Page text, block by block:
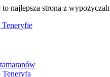
najlepsza strona z
Teneryfie